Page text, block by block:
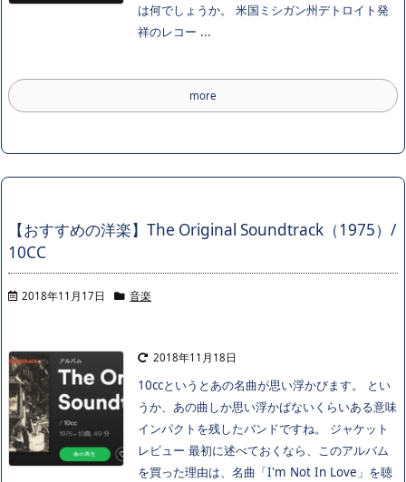
は何でしょうか。 米国ミシガン州デトロイト発
祥のレコー ...
more
【おすすめの洋楽】The Original Soundtrack（1975）/
10CC
2018年11月17日 音楽
2018年11月18日
10ccというとあの名曲が思い浮かびます。 とい
うか、あの曲しか思い浮かばないくらいある意味
インパクトを残したバンドですね。 ジャケット
レビュー 最初に述べておくなら、このアルバム
を買った理由は、名曲「I'm Not In Love」を聴